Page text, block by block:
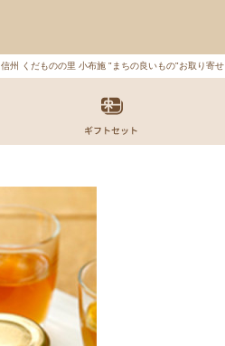
信州 くだものの里 小布施 "まちの良いもの"お取り寄せ